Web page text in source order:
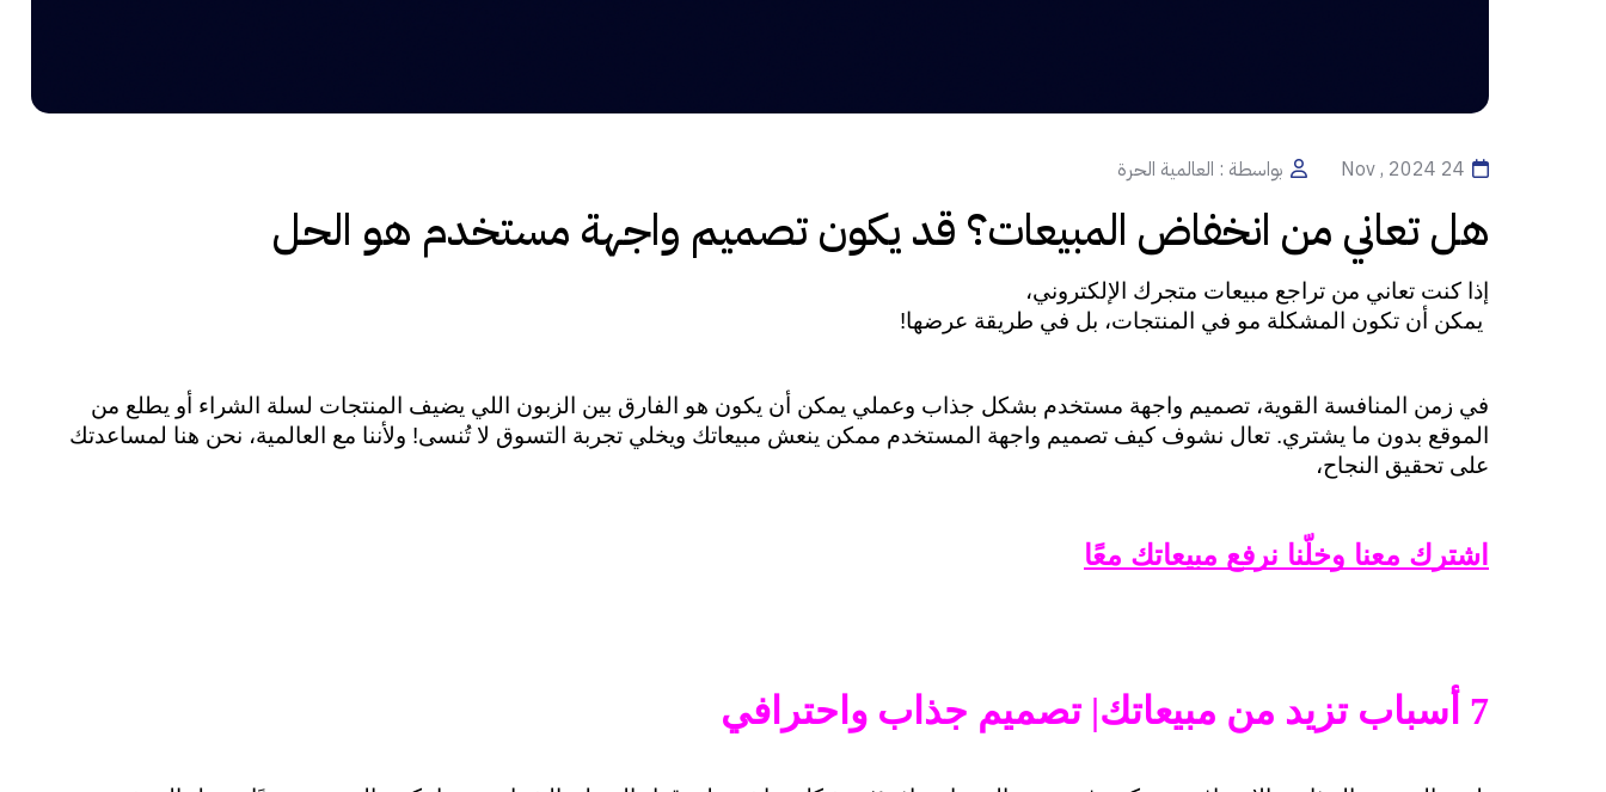
24 Nov , 2024 بواسطة : العالمية الحرة
هل تعاني من انخفاض المبيعات؟ قد يكون تصميم واجهة مستخدم هو الحل
إذا كنت تعاني من تراجع مبيعات متجرك الإلكتروني،
يمكن أن تكون المشكلة مو في المنتجات، بل في طريقة عرضها!
على تحقيق النجاح،
اشترك معنا وخلّنا نرفع مبيعاتك معًا
7 أسباب تزيد من مبيعاتك| تصميم جذاب واحترافي